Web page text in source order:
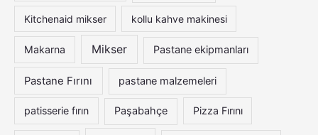
Kitchenaid mikser kollu kahve makinesi
Makarna Mikser Pastane ekipmanları
Pastane Fırını pastane malzemeleri
patisserie fırın Paşabahçe Pizza Fırını